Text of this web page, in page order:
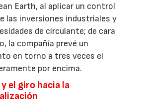
Earth, al aplicar un control
las inversiones industriales y
de circulante; de cara
la compañía prevé un
en torno a tres veces el
por encima.
el giro hacia la